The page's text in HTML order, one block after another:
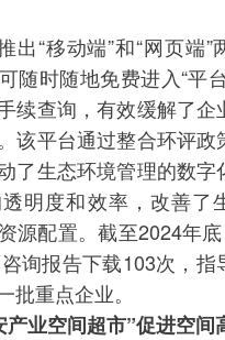
“移动端”和“网页端”
随时随地免费进入“平
续查询，有效缓解了企
该平台通过整合环评政
了生态环境管理的数字
明度和效率，改善了
源配置。截至2024年底
询报告下载103次，指
批重点企业。
业空间超市”促进空间